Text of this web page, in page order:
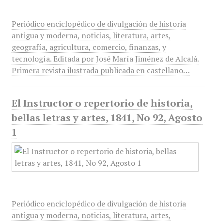
Periódico enciclopédico de divulgación de historia
antigua y moderna, noticias, literatura, artes,
geografía, agricultura, comercio, finanzas, y
tecnología. Editada por José María Jiménez de Alcalá.
Primera revista ilustrada publicada en castellano…
El Instructor o repertorio de historia,
bellas letras y artes, 1841, No 92, Agosto
1
Periódico enciclopédico de divulgación de historia
antigua y moderna, noticias, literatura, artes,